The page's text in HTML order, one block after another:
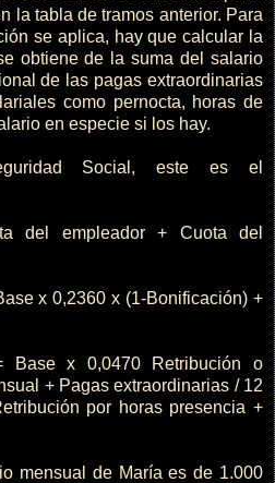
la tabla de tramos anterior. Para
se aplica, hay que calcular la
obtiene de la suma del salario
de las pagas extraordinarias
como pernocta, horas de
en especie si los hay.
Social, este es el
del empleador + Cuota del
x 0,2360 x (1-Bonificación) +
Base x 0,0470 Retribución o
+ Pagas extraordinarias / 12
por horas presencia +
mensual de María es de 1.000